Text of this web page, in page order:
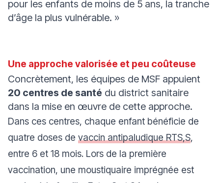
pour les enfants de moins de 5 ans, la tranche
d’âge la plus vulnérable. »
Une approche valorisée et peu coûteuse
Concrètement, les équipes de MSF appuient
20 centres de santé du district sanitaire
dans la mise en œuvre de cette approche.
Dans ces centres, chaque enfant bénéficie de
quatre doses de vaccin antipaludique RTS,S,
entre 6 et 18 mois. Lors de la première
vaccination, une moustiquaire imprégnée est